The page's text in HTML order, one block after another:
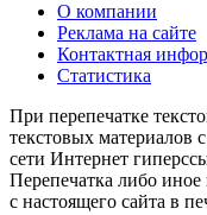
О компании
Реклама на сайте
Контактная
Статистика
При перепечатке
текстовых материалов
сети Интернет
Перепечатка либо иное
с настоящего сайта в